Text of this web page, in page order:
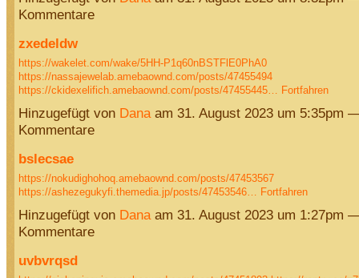
Kommentare
zxedeldw
https://wakelet.com/wake/5HH-P1q60nBSTFlE0PhA0
https://nassajewelab.amebaownd.com/posts/47455494
https://ckidexelifich.amebaownd.com/posts/47455445… Fortfahren
Hinzugefügt von Danaam 31. August 2023 um 5:35pm
Kommentare
bslecsae
https://nokudighohoq.amebaownd.com/posts/47453567
https://ashezegukyfi.themedia.jp/posts/47453546… Fortfahren
Hinzugefügt von Danaam 31. August 2023 um 1:27pm
Kommentare
uvbvrqsd